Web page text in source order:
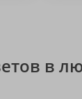
в